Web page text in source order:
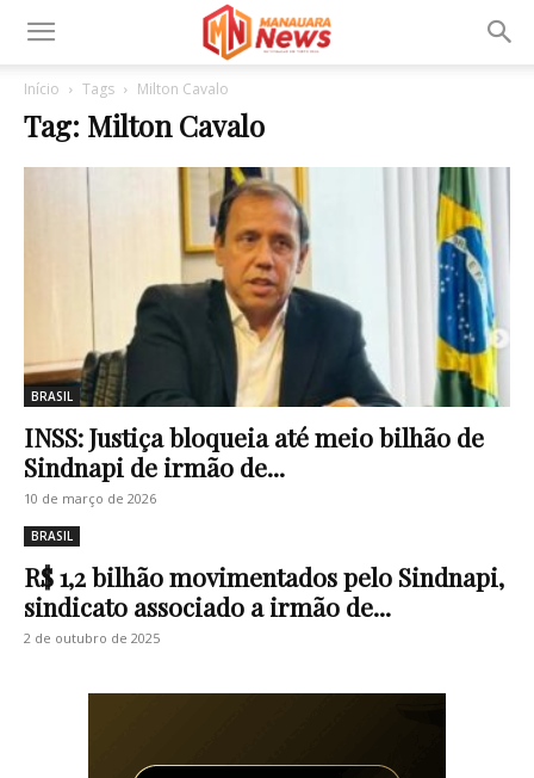
Início Tags Milton Cavalo
Tag: Milton Cavalo
BRASIL
INSS: Justiça bloqueia até meio bilhão de
Sindnapi de irmão de...
10 de março de 2026
BRASIL
R$ 1,2 bilhão movimentados pelo Sindnapi,
sindicato associado a irmão de...
2 de outubro de 2025